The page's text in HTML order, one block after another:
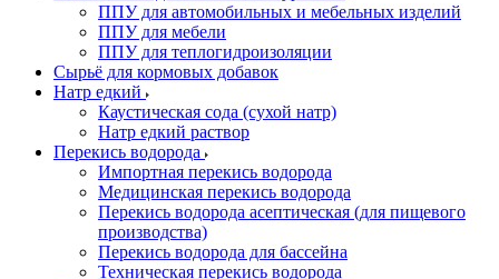
ППУ для автомобильных и мебельных изделий
ППУ для мебели
ППУ для теплогидроизоляции
Сырьё для кормовых добавок
Натр едкий
Каустическая сода (сухой натр)
Натр едкий раствор
Перекись водорода
Импортная перекись водорода
Медицинская перекись водорода
Перекись водорода асептическая (для пищевого
производства)
Перекись водорода для бассейна
Техническая перекись водорода